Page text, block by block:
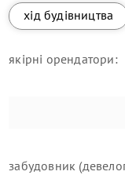
хід будівництва
якірні орендатори:
забудовник